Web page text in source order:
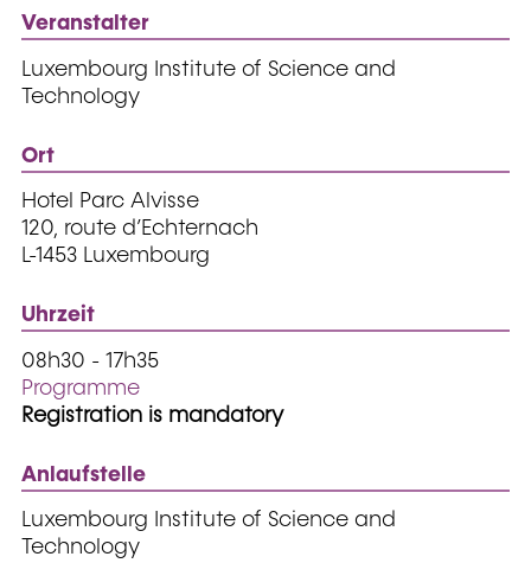
Veranstalter
Luxembourg Institute of Science and
Technology
Ort
Hotel Parc Alvisse
120, route d’Echternach
L-1453 Luxembourg
Uhrzeit
08h30 - 17h35
Programme
Registration is mandatory
Anlaufstelle
Luxembourg Institute of Science and
Technology